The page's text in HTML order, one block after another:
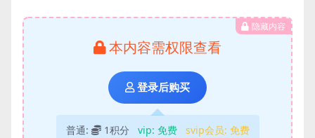
隐藏内容
本内容需权限查看
登录后购买
普通: 1积分 vip: 免费 svip会员: 免费